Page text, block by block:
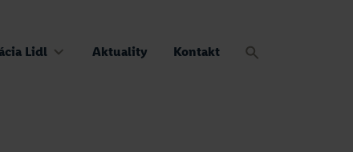
Lidl Aktuality Kontakt